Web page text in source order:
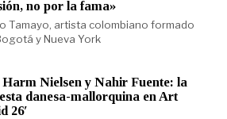
no por la fama»
Tamayo, artista colombiano formado
y Nueva York
Nielsen y Nahir Fuente: la
danesa-mallorquina en Art
26′